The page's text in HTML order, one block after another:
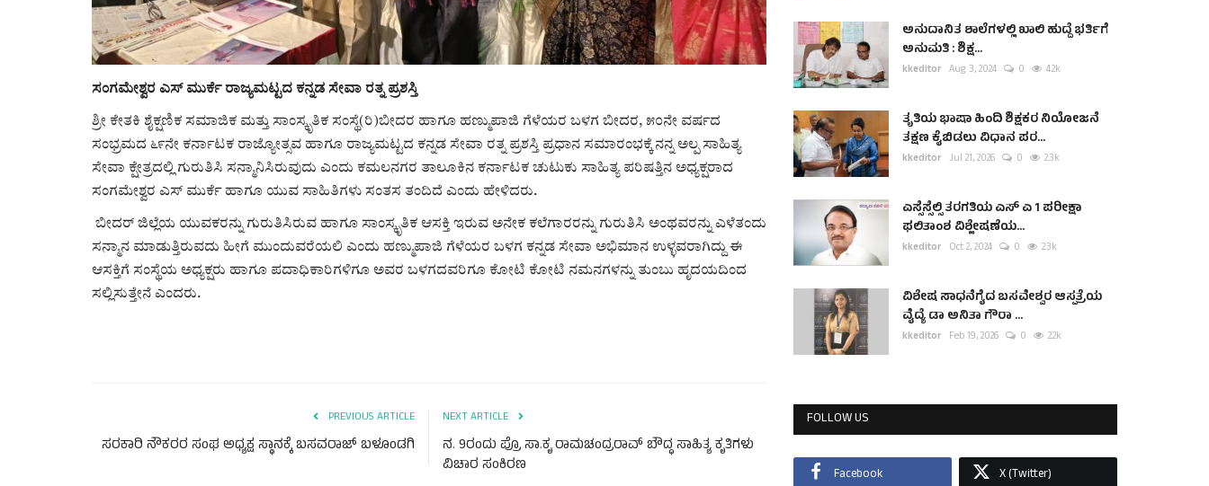
ಸಂಗಮೇಶ್ವರ ಎಸ್ ಮುರ್ಕೆ ರಾಜ್ಯಮಟ್ಟದ ಕನ್ನಡ ಸೇವಾ ರತ್ನ ಪ್ರಶಸ್ತಿ
ಶ್ರೀ ಕೇತಕಿ ಶೈಕ್ಷಣಿಕ ಸಮಾಜಿಕ ಮತ್ತು ಸಾಂಸ್ಕೃತಿಕ ಸಂಸ್ಥೆ(ರಿ)ಬೀದರ ಹಾಗೂ ಹಣ್ಮುಪಾಜಿ ಗೆಳೆಯರ ಬಳಗ ಬೀದರ, ೫೦ನೇ ವರ್ಷದ
ಸಂಭ್ರಮದ ೬೯ನೇ ಕರ್ನಾಟಕ ರಾಜ್ಯೋತ್ಸವ ಹಾಗೂ ರಾಜ್ಯಮಟ್ಟದ ಕನ್ನಡ ಸೇವಾ ರತ್ನ ಪ್ರಶಸ್ತಿ ಪ್ರಧಾನ ಸಮಾರಂಭಕ್ಕೆ ನನ್ನ ಅಲ್ಪ ಸಾಹಿತ್ಯ
ಸೇವಾ ಕ್ಷೇತ್ರದಲ್ಲಿ ಗುರುತಿಸಿ ಸನ್ಮಾನಿಸಿರುವುದು ಎಂದು ಕಮಲನಗರ ತಾಲೂಕಿನ ಕರ್ನಾಟಕ ಚುಟುಕು ಸಾಹಿತ್ಯ ಪರಿಷತ್ತಿನ ಅಧ್ಯಕ್ಷರಾದ
ಸಂಗಮೇಶ್ವರ ಎಸ್ ಮುರ್ಕೆ ಹಾಗೂ ಯುವ ಸಾಹಿತಿಗಳು ಸಂತಸ ತಂದಿದೆ ಎಂದು ಹೇಳಿದರು.
ಬೀದರ್ ಜಿಲ್ಲೆಯ ಯುವಕರನ್ನು ಗುರುತಿಸಿರುವ ಹಾಗೂ ಸಾಂಸ್ಕೃತಿಕ ಆಸಕ್ತಿ ಇರುವ ಅನೇಕ ಕಲೆಗಾರರನ್ನು ಗುರುತಿಸಿ ಅಂಥವರನ್ನು ಎಳೆತಂದು
ಸನ್ಮಾನ ಮಾಡುತ್ತಿರುವದು ಹೀಗೆ ಮುಂದುವರೆಯಲಿ ಎಂದು ಹಣ್ಮುಪಾಜಿ ಗೆಳೆಯರ ಬಳಗ ಕನ್ನಡ ಸೇವಾ ಅಭಿಮಾನ ಉಳ್ಳವರಾಗಿದ್ದು ಈ
ಆಸಕ್ತಿಗೆ ಸಂಸ್ಥೆಯ ಅಧ್ಯಕ್ಷರು ಹಾಗೂ ಪದಾಧಿಕಾರಿಗಳಿಗೂ ಅವರ ಬಳಗದವರಿಗೂ ಕೋಟಿ ಕೋಟಿ ನಮನಗಳನ್ನು ತುಂಬು ಹೃದಯದಿಂದ
ಸಲ್ಲಿಸುತ್ತೇನೆ ಎಂದರು.
PREVIOUS ARTICLE
ಸರಕಾರಿ ನೌಕರರ ಸಂಘ ಅಧ್ಯಕ್ಷ ಸ್ಥಾನಕ್ಕೆ ಬಸವರಾಜ್ ಬಳೂoಡಗಿ
NEXT ARTICLE
ನ. 9ರಂದು ಪ್ರೊ ಸಾ.ಕೃ ರಾಮಚಂದ್ರರಾವ್ ಬೌದ್ಧ ಸಾಹಿತ್ಯ ಕೃತಿಗಳು
ವಿಚಾರ ಸಂಕಿರಣ
ಅನುದಾನಿತ ಶಾಲೆಗಳಲ್ಲಿ ಖಾಲಿ ಹುದ್ದೆ ಭರ್ತಿಗೆ
ಅನುಮತಿ : ಶಿಕ್ಷ...
kkeditor Aug 3, 2024 0 4.2k
ತೃತಿಯ ಭಾಷಾ ಹಿಂದಿ ಶಿಕ್ಷಕರ ನಿಯೋಜನೆ
ತಕ್ಷಣ ಕೈಬಿಡಲು ವಿಧಾನ ಪರ...
kkeditor Jul 21, 2026 0 2.3k
ಎಸ್ಸೆಸ್ಸೆಲ್ಸಿ ತರಗತಿಯ ಎಸ್ ಎ 1 ಪರೀಕ್ಷಾ
ಫಲಿತಾಂಶ ವಿಶ್ಲೇಷಣೆಯ...
kkeditor Oct 2, 2024 0 2.3k
ವಿಶೇಷ ಸಾಧನೆಗೈದ ಬಸವೇಶ್ವರ ಆಸ್ಪತ್ರೆಯ
ವೈದ್ಯೆ ಡಾ ಅನಿತಾ ಗೌರಾ ...
kkeditor Feb 19, 2026 0 2.2k
FOLLOW US
Facebook X (Twitter)